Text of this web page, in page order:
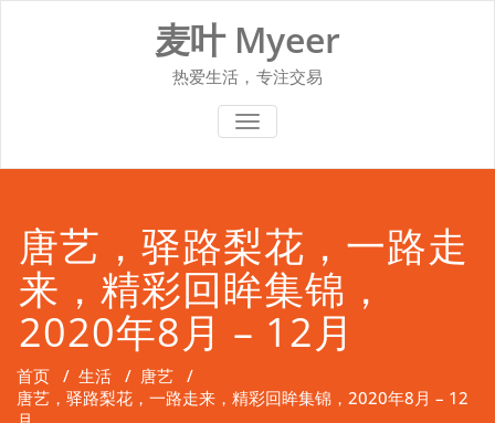
麦叶 Myeer
热爱生活，专注交易
切换导航
唐艺，驿路梨花，一路走
来，精彩回眸集锦，
2020年8月 – 12月
首页 / 生活 / 唐艺 /
唐艺，驿路梨花，一路走来，精彩回眸集锦，2020年8月 – 12